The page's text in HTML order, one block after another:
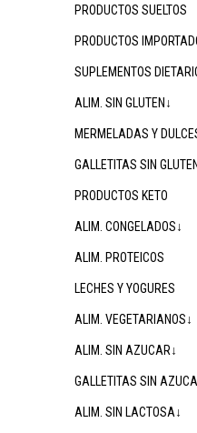
PRODUCTOS SUELTOS
PRODUCTOS
SUPLEMENTOS
ALIM. SIN GLUTEN↓
MERMELADAS Y
GALLETITAS SIN
PRODUCTOS KETO
ALIM. CONGELADOS↓
ALIM. PROTEICOS
LECHES Y YOGURES
ALIM. VEGETARIANOS↓
ALIM. SIN AZUCAR↓
GALLETITAS SIN
ALIM. SIN LACTOSA↓